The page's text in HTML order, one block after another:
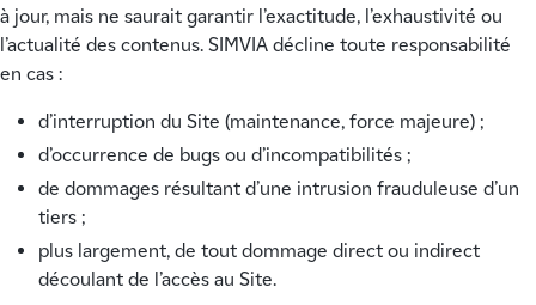
à jour, mais ne saurait garantir l’exactitude, l’exhaustivité ou
l’actualité des contenus. SIMVIA décline toute responsabilité
en cas :
d’interruption du Site (maintenance, force majeure) ;
d’occurrence de bugs ou d’incompatibilités ;
de dommages résultant d’une intrusion frauduleuse d’un
tiers ;
plus largement, de tout dommage direct ou indirect
découlant de l’accès au Site.